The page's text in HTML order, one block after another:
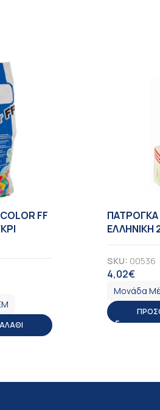
FF
ΠΑΤΡΟΓΚΑ
ΕΛΛΗΝΙΚΗ
SKU: 00536
4,02€
Μονάδα